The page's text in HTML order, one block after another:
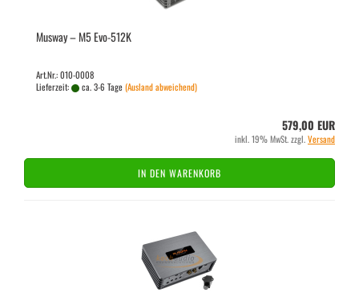
Mus­way – M5 Evo-​512K
Art.Nr.: 010-0008
Lieferzeit:
ca. 3-6 Tage(Ausland abweichend)
579,00 EUR
inkl. 19% MwSt. zzgl.Versand
IN DEN WARENKORB